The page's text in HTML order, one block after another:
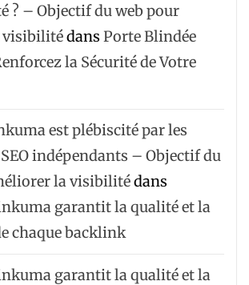
? – Objectif du web pour
visibilitédans Porte Blindée
la Sécurité de Votre
est plébiscité par les
indépendants – Objectif du
la visibilitédans
garantit la qualité et la
chaque backlink
garantit la qualité et la